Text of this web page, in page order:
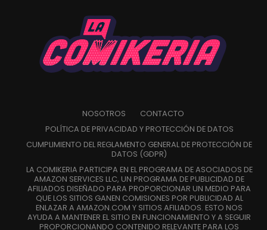
NOSOTROS
CONTACTO
POLÍTICA DE PRIVACIDAD Y PROTECCIÓN DE DATOS
CUMPLIMIENTO DEL REGLAMENTO GENERAL DE PROTECCIÓN DE
DATOS (GDPR)
LA COMIKERIA PARTICIPA EN EL PROGRAMA DE ASOCIADOS DE
AMAZON SERVICES LLC, UN PROGRAMA DE PUBLICIDAD DE
AFILIADOS DISEÑADO PARA PROPORCIONAR UN MEDIO PARA
QUE LOS SITIOS GANEN COMISIONES POR PUBLICIDAD AL
ENLAZAR A AMAZON.COM Y SITIOS AFILIADOS. ESTO NOS
AYUDA A MANTENER EL SITIO EN FUNCIONAMIENTO Y A SEGUIR
PROPORCIONANDO CONTENIDO RELEVANTE PARA LOS